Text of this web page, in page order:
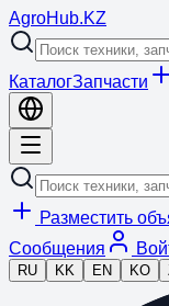
AgroHub.KZ
КаталогЗапчасти
Разместить
Сообщения
RU KK EN KO